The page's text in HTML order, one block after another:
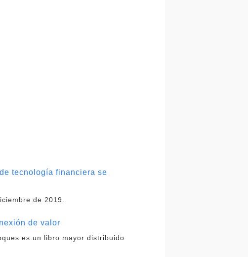
tecnología financiera se
de 2019.
de valor
es un libro mayor distribuido